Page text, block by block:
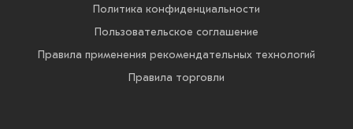
Политика конфиденциальности
Пользовательское соглашение
Правила применения рекомендательных технологий
Правила торговли